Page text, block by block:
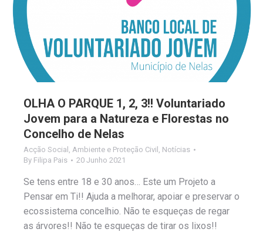
OLHA O PARQUE 1, 2, 3!! Voluntariado
Jovem para a Natureza e Florestas no
Concelho de Nelas
Acção Social Ambiente e Proteção Civil
Notícias
By Filipa Pais 20 Junho 2021
Se tens entre 18 e 30 anos… Este um Projeto a
Pensar em Ti!! Ajuda a melhorar, apoiar e preservar o
ecossistema concelhio. Não te esqueças de regar
as árvores!! Não te esqueças de tirar os lixos!!